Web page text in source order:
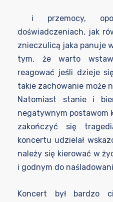
i przemocy,
doświadczeniach, jak
znieczulicą jaka panuje
tym, że warto
reagować jeśli dzieje
takie zachowanie może
Natomiast stanie i
negatywnym postawom
zakończyć się
koncertu udzielał
należy się kierować w
i godnym do
Koncert był bardzo